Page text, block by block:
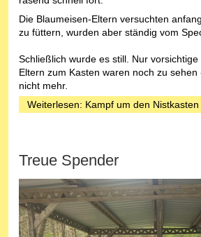
Die Blaumeisen-Eltern versuchten
zu füttern, wurden aber ständig vom
Schließlich wurde es still. Nur
Eltern zum Kasten waren noch zu
nicht mehr.
Weiterlesen: Kampf um den
Treue Spender